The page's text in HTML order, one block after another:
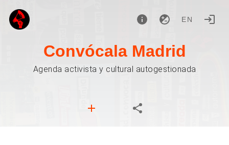
EN
Convócala Madrid
Agenda activista y cultural autogestionada